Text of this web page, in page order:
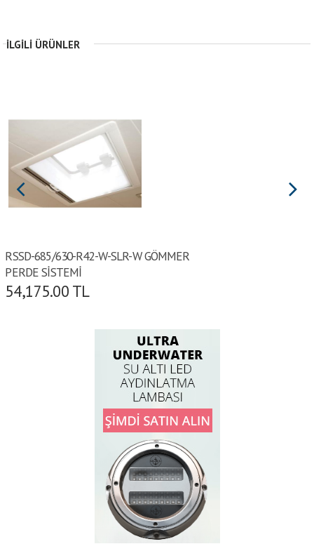
İLGILI ÜRÜNLER
RSSD-685/630-R42-W-SLR-W GÖMMER
PERDE SİSTEMİ
54,175.00 TL